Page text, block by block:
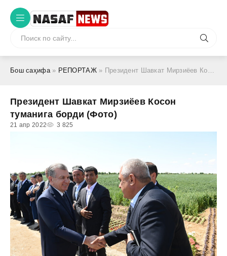
Бош саҳифа» РЕПОРТАЖ» Президент Шавкат Мирзиёев Косон туманига борди (Фото)
Президент Шавкат Мирзиёев Косон
туманига борди (Фото)
21 апр 2022 3 825